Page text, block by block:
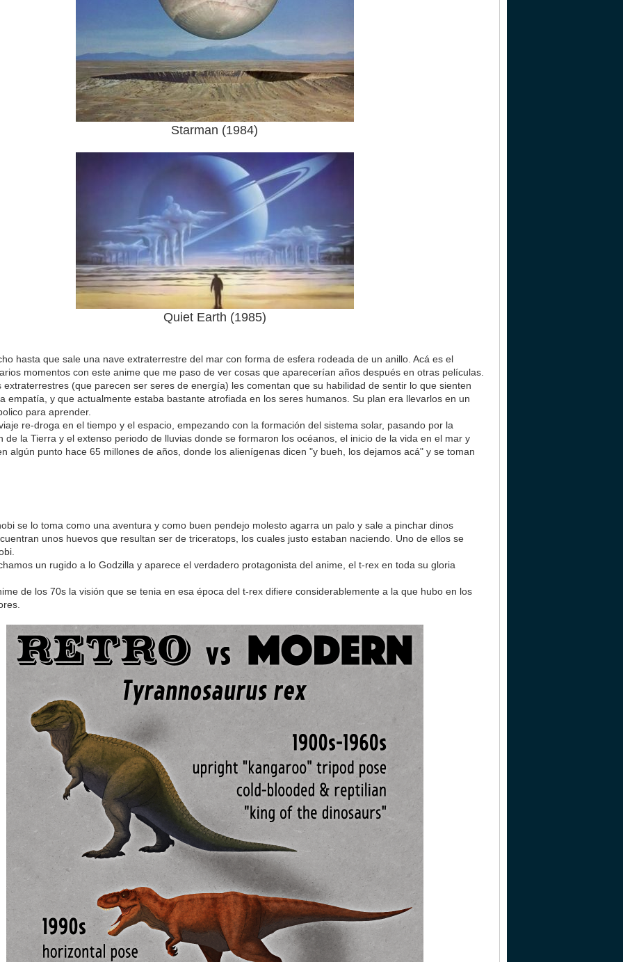
Starman (1984)
Quiet Earth (1985)
hasta que sale una nave extraterrestre del mar con forma de esfera rodeada de un anillo. Acá es el
momentos con este anime que me paso de ver cosas que aparecerían años después en otras películas.
extraterrestres (que parecen ser seres de energía) les comentan que su habilidad de sentir lo que sienten
empatía, y que actualmente estaba bastante atrofiada en los seres humanos. Su plan era llevarlos en un
para aprender.
re-droga en el tiempo y el espacio, empezando con la formación del sistema solar, pasando por la
de la Tierra y el extenso periodo de lluvias donde se formaron los océanos, el inicio de la vida en el mar y
algún punto hace 65 millones de años, donde los alienígenas dicen "y bueh, los dejamos acá" y se toman
se lo toma como una aventura y como buen pendejo molesto agarra un palo y sale a pinchar dinos
unos huevos que resultan ser de triceratops, los cuales justo estaban naciendo. Uno de ellos se
un rugido a lo Godzilla y aparece el verdadero protagonista del anime, el t-rex en toda su gloria
de los 70s la visión que se tenia en esa época del t-rex difiere considerablemente a la que hubo en los